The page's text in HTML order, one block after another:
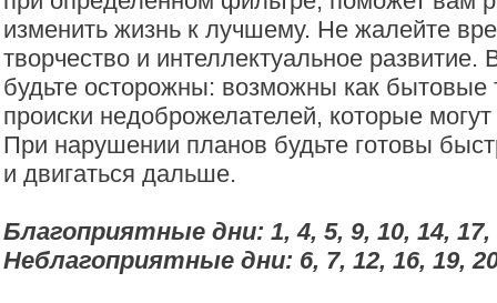
изменить жизнь к лучшему. Не жалейте
творчество и интеллектуальное развитие.
будьте осторожны: возможны как бытовые
происки недоброжелателей, которые могут
При нарушении планов будьте готовы
и двигаться дальше.
Благоприятные дни: 1, 4, 5, 9, 10, 14, 17,
Неблагоприятные дни: 6, 7, 12, 16, 19,